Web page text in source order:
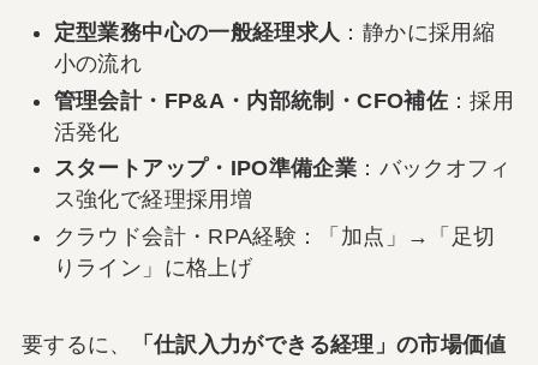
定型業務中心の一般経理求人 ：静かに採用縮
小の流れ
管理会計・FP&A・内部統制・CFO補佐：採用
活発化
スタートアップ・IPO準備企業 ：バックオフィ
ス強化で経理採用増
クラウド会計・RPA経験：「加点」→「足切
りライン」に格上げ
要するに、
「仕訳入力ができる経理」の市場価値